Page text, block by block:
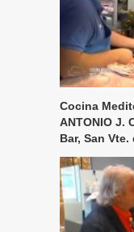
Cocina
ANTONIO J.
Bar, San